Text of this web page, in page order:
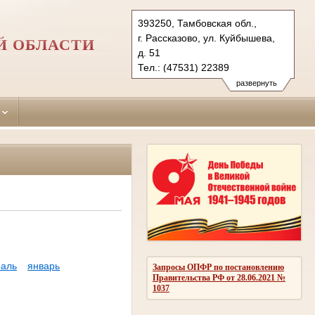
развернуть
393250, Тамбовская обл.,
г. Рассказово, ул. Куйбышева,
д. 51
Тел.: (47531) 22389
sud2468.tmb@sudrf.ru
ОБЛАСТИ
Запросы ОПФР по постановлению
Правительства РФ от 28.06.2021 №
1037
январь